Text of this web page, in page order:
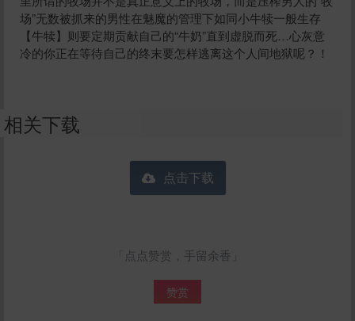
场”无数被抓来的男性在魅魔的管理下如同小牛犊一般生存
【牛犊】则要定期贡献自己的“牛奶”直到虚脱而死…心灰意
冷的你正在等待自己的终末要怎样逃离这个人间地狱呢？！
相关下载
点击下载
「点点赞赏，手留余香」
赞赏